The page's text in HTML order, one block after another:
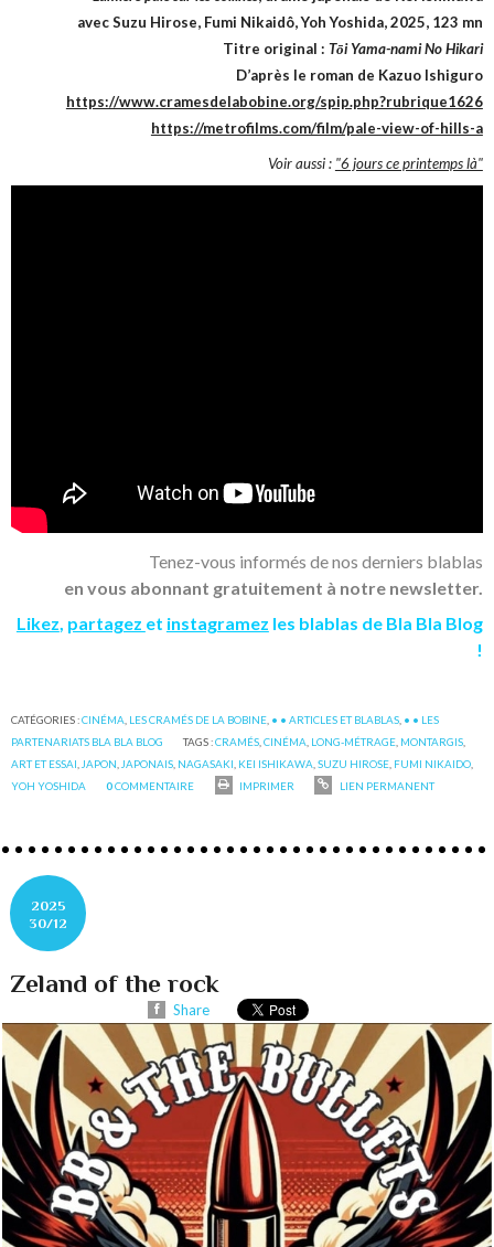
avec Suzu Hirose, Fumi Nikaidô, Yoh Yoshida, 2025, 123 mn
Titre original : Tōi Yama-nami No Hikari
D’après le roman de Kazuo Ishiguro
https://www.cramesdelabobine.org/spip.php?rubrique1626
https://metrofilms.com/film/pale-view-of-hills-a
Voir aussi : "6 jours ce printemps là"
Tenez-vous informés de nos derniers blablas
en vous abonnant gratuitement à notre newsletter.
Likez, partagez et instagramez les blablas de Bla Bla Blog
!
CATÉGORIES :CINÉMA LES CRAMÉS DE LA BOBINE • • ARTICLES ET BLABLAS • • LES
PARTENARIATS BLA BLA BLOG
TAGS :CRAMÉS ,CINÉMA LONG-MÉTRAGE MONTARGIS
ART ET ESSAI JAPON JAPONAIS NAGASAKI KEI ISHIKAWA ,SUZU HIROSE FUMI NIKAIDO
YOH YOSHIDA
0COMMENTAIRE IMPRIMER LIEN PERMANENT
2025
30/12
Zeland of the rock
Share